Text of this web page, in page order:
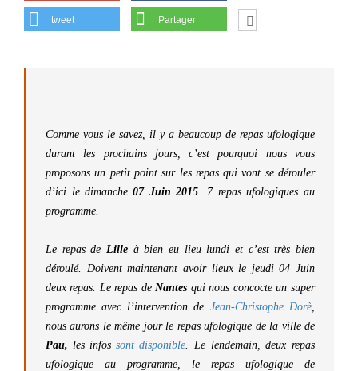
tweet Partager
Comme vous le savez, il y a beaucoup de repas ufologique
durant les prochains jours, c’est pourquoi nous vous
proposons un petit point sur les repas qui vont se dérouler
d’ici le dimanche 07 Juin 2015. 7 repas ufologiques au
programme.
Le repas de Lille à bien eu lieu lundi et c’est très bien
déroulé. Doivent maintenant avoir lieux le jeudi 04 Juin
deux repas. Le repas de Nantes qui nous concocte un super
programme avec l’intervention de Jean-Christophe Dorè,
nous aurons le même jour le repas ufologique de la ville de
Pau, les infos sont disponible. Le lendemain, deux repas
ufologique au programme, le repas ufologique de